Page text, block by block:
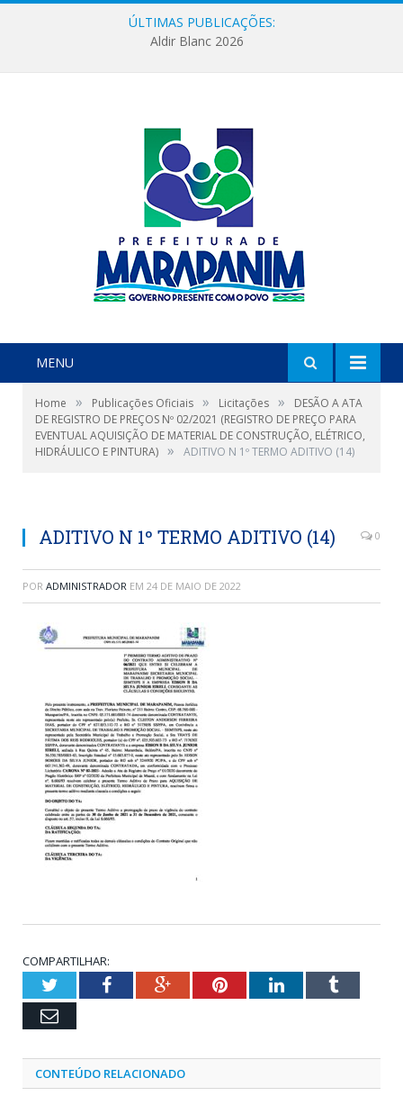
ÚLTIMAS PUBLICAÇÕES:
Aldir Blanc 2026
MENU
Home » Publicações Oficiais » Licitações »
DESÃO A ATA
DE REGISTRO DE PREÇOS Nº 02/2021 (REGISTRO DE PREÇO PARA
EVENTUAL AQUISIÇÃO DE MATERIAL DE CONSTRUÇÃO, ELÉTRICO,
HIDRÁULICO E PINTURA) » ADITIVO N 1º TERMO ADITIVO (14)
ADITIVO N 1º TERMO ADITIVO (14) 0
POR ADMINISTRADOR EM 24 DE MAIO DE 2022
COMPARTILHAR:
TwitterFacebookGoogle+PinterestLinkedInTumblr
Email
CONTEÚDO RELACIONADO